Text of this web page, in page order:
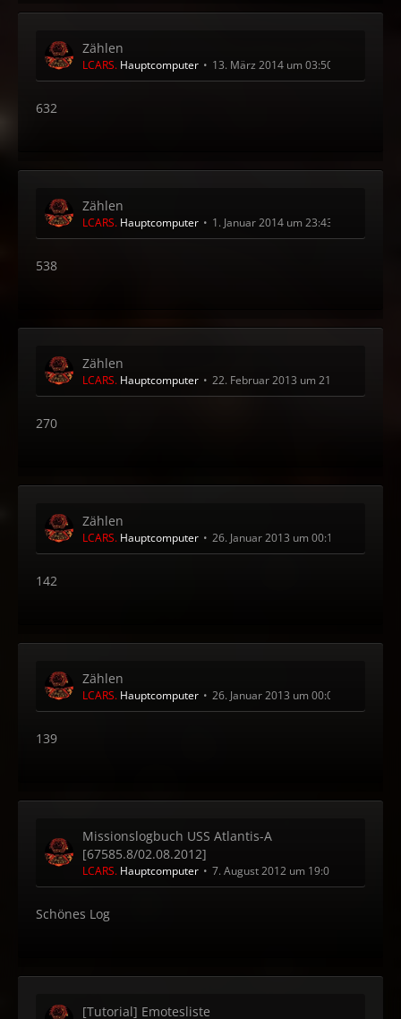
Zählen
LCARS. Hauptcomputer 13. März 2014 um 03:50
632
Zählen
LCARS. Hauptcomputer 1. Januar 2014 um 23:43
538
Zählen
LCARS. Hauptcomputer 22. Februar 2013 um 21:00
270
Zählen
LCARS. Hauptcomputer 26. Januar 2013 um 00:11
142
Zählen
LCARS. Hauptcomputer 26. Januar 2013 um 00:04
139
Missionslogbuch USS Atlantis-A
[67585.8/02.08.2012]
LCARS. Hauptcomputer 7. August 2012 um 19:01
Schönes Log
[Tutorial] Emotesliste